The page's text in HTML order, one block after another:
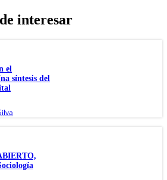
interesar
el
síntesis del